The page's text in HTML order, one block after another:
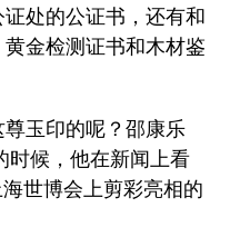
处的公证书，还有和
金检测证书和木材鉴
玉印的呢？邵康乐
时候，他在新闻上看
世博会上剪彩亮相的